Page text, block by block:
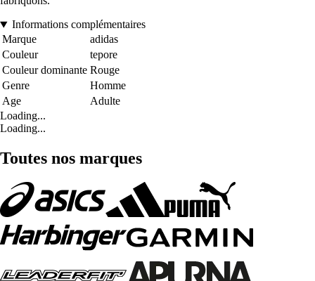
Informations complémentaires
Marque
adidas
Couleur
tepore
Couleur dominante Rouge
Genre
Homme
Age
Adulte
Loading...
Loading...
Toutes nos marques